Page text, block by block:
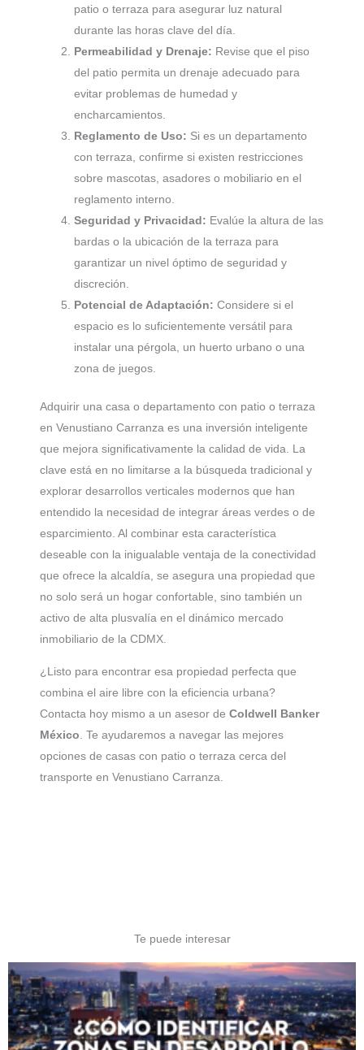
patio o terraza para asegurar luz natural
durante las horas clave del día.
Permeabilidad y Drenaje: Revise que el piso
del patio permita un drenaje adecuado para
evitar problemas de humedad y
encharcamientos.
Reglamento de Uso: Si es un departamento
con terraza, confirme si existen restricciones
sobre mascotas, asadores o mobiliario en el
reglamento interno.
Seguridad y Privacidad: Evalúe la altura de las
bardas o la ubicación de la terraza para
garantizar un nivel óptimo de seguridad y
discreción.
Potencial de Adaptación: Considere si el
espacio es lo suficientemente versátil para
instalar una pérgola, un huerto urbano o una
zona de juegos.
Adquirir una casa o departamento con patio o terraza
en Venustiano Carranza es una inversión inteligente
que mejora significativamente la calidad de vida. La
clave está en no limitarse a la búsqueda tradicional y
explorar desarrollos verticales modernos que han
entendido la necesidad de integrar áreas verdes o de
esparcimiento. Al combinar esta característica
deseable con la inigualable ventaja de la conectividad
que ofrece la alcaldía, se asegura una propiedad que
no solo será un hogar confortable, sino también un
activo de alta plusvalía en el dinámico mercado
inmobiliario de la CDMX.
¿Listo para encontrar esa propiedad perfecta que
combina el aire libre con la eficiencia urbana?
Contacta hoy mismo a un asesor de Coldwell Banker
México. Te ayudaremos a navegar las mejores
opciones de casas con patio o terraza cerca del
transporte en Venustiano Carranza.
Te puede interesar